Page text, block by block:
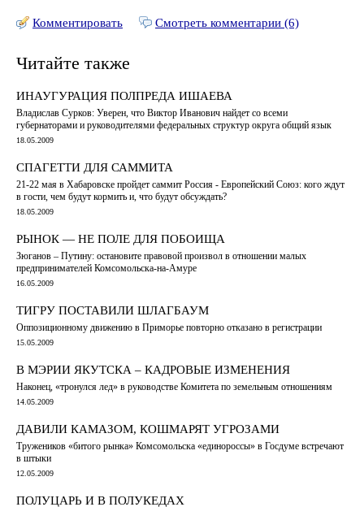
Комментировать Смотреть комментарии (6)
Читайте также
ИНАУГУРАЦИЯ ПОЛПРЕДА ИШАЕВА
Владислав Сурков: Уверен, что Виктор Иванович найдет со всеми
губернаторами и руководителями федеральных структур округа общий язык
18.05.2009
СПАГЕТТИ ДЛЯ САММИТА
21-22 мая в Хабаровске пройдет саммит Россия - Европейский Союз: кого ждут
в гости, чем будут кормить и, что будут обсуждать?
18.05.2009
РЫНОК — НЕ ПОЛЕ ДЛЯ ПОБОИЩА
Зюганов – Путину: остановите правовой произвол в отношении малых
предпринимателей Комсомольска-на-Амуре
16.05.2009
ТИГРУ ПОСТАВИЛИ ШЛАГБАУМ
Оппозиционному движению в Приморье повторно отказано в регистрации
15.05.2009
В МЭРИИ ЯКУТСКА – КАДРОВЫЕ ИЗМЕНЕНИЯ
Наконец, «тронулся лед» в руководстве Комитета по земельным отношениям
14.05.2009
ДАВИЛИ КАМАЗОМ, КОШМАРЯТ УГРОЗАМИ
Тружеников «битого рынка» Комсомольска «единороссы» в Госдуме встречают
в штыки
12.05.2009
ПОЛУЦАРЬ И В ПОЛУКЕДАХ